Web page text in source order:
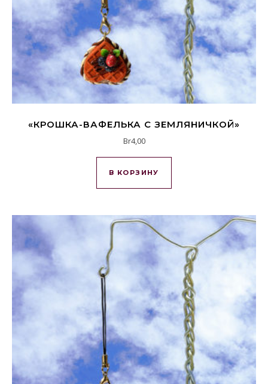
«КРОШКА-ВАФЕЛЬКА С ЗЕМЛЯНИЧКОЙ»
Br4,00
В КОРЗИНУ